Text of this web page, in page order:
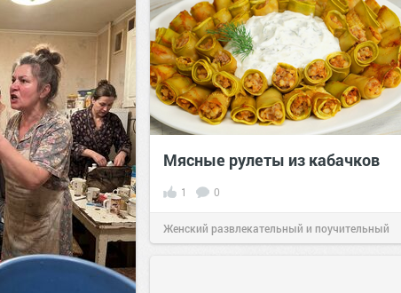
Мясные рулеты из кабачков
1 0
Женский развлекательный и поучительный